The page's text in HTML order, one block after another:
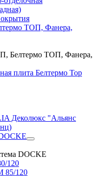
ТОП, Фанера,
Белтермо ТОП, Фанера,
плита Белтермо Top
Деколюкс "Альянс
DOCKE
120
85/120